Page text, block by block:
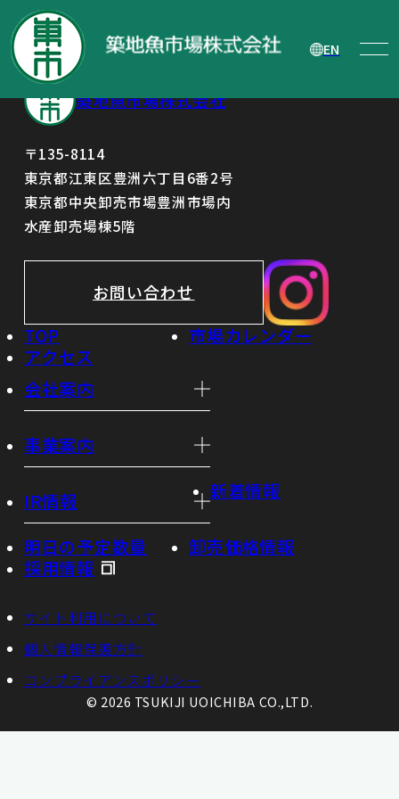
EN
特別利益の計上に関するお知らせ
築地魚市場株式会社
〒135-8114
東京都江東区豊洲六丁目6番2号
東京都中央卸売市場豊洲市場内
水産卸売場棟5階
お問い合わせ
TOP
市場カレンダー
アクセス
会社案内
事業案内
IR情報 新着情報
明日の予定数量
卸売価格情報
採用情報
サイト利用について
個人情報保護方針
コンプライアンスポリシー
© 2026 TSUKIJI UOICHIBA CO.,LTD.